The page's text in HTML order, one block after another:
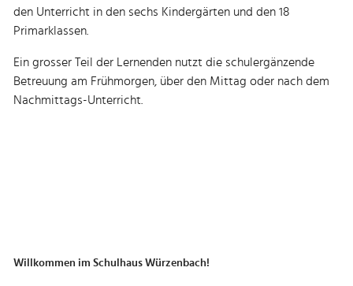
den Unterricht in den sechs Kindergärten und den 18
Primarklassen.
Ein grosser Teil der Lernenden nutzt die schulergänzende
Betreuung am Frühmorgen, über den Mittag oder nach dem
Nachmittags-Unterricht.
Willkommen im Schulhaus Würzenbach!